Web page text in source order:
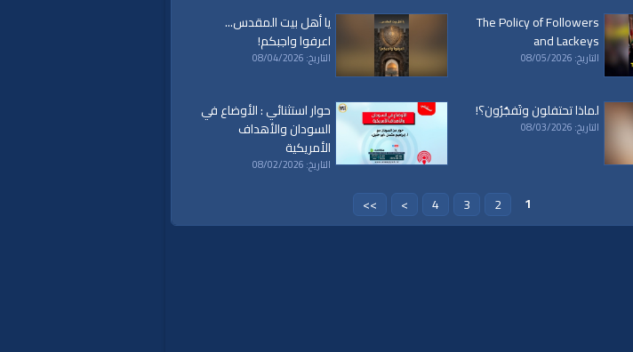
The Policy of Followers
and Lackeys
التاريخ: 08/05/2026
يا أهل بيت المقدس...
اعرفوا واجبكم!
التاريخ: 08/04/2026
لماذا تحتفلون وتَفجُرُون؟!
التاريخ: 08/03/2026
حوار استثنائي : الأوضاع في
السودان والأهداف
الأمريكية
التاريخ: 08/02/2026
1
2
3
4
>
>>